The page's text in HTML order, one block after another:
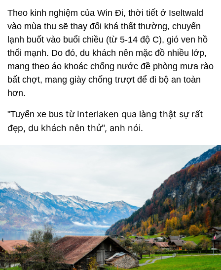
Theo kinh nghiệm của Win Đi, thời tiết ở Iseltwald
vào mùa thu sẽ thay đổi khá thất thường, chuyển
lạnh buốt vào buổi chiều (từ 5-14 độ C), gió ven hồ
thổi mạnh. Do đó, du khách nên mặc đồ nhiều lớp,
mang theo áo khoác chống nước đề phòng mưa rào
bất chợt, mang giày chống trượt để đi bộ an toàn
hơn.
"Tuyến xe bus từ Interlaken qua làng thật sự rất
đẹp, du khách nên thử", anh nói.